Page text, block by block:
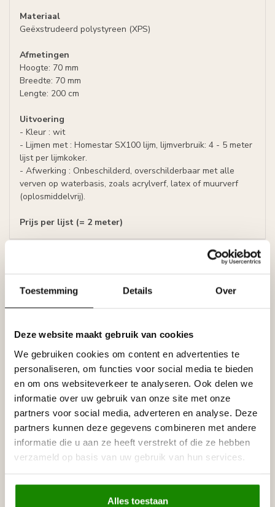
Toestemming Details Over
Deze website maakt gebruik van cookies
We gebruiken cookies om content en advertenties te
personaliseren, om functies voor social media te bieden
en om ons websiteverkeer te analyseren. Ook delen we
informatie over uw gebruik van onze site met onze
partners voor social media, adverteren en analyse. Deze
partners kunnen deze gegevens combineren met andere
informatie die u aan ze heeft verstrekt of die ze hebben
verzameld op basis van uw gebruik van hun services.
Alles toestaan
Materiaal
Geëxstrudeerd polystyreen (XPS)
Afmetingen
Hoogte: 70 mm
Breedte: 70 mm
Lengte: 200 cm
Uitvoering
- Kleur : wit
- Lijmen met : Homestar SX100 lijm, lijmverbruik: 4 - 5 meter
lijst per lijmkoker.
- Afwerking : Onbeschilderd, overschilderbaar met alle
verven op waterbasis, zoals acrylverf, latex of muurverf
(oplosmiddelvrij).
Prijs per lijst (= 2 meter)
Tags
Gerelateerde producten
HOMESTAR
Homestar Lijmkoker SX100 (490
Op voorraad
€8,95
HOMESTAR
Homestar SET Polystyreenzaag
en Verstekbak
Op voorraad
€30,00